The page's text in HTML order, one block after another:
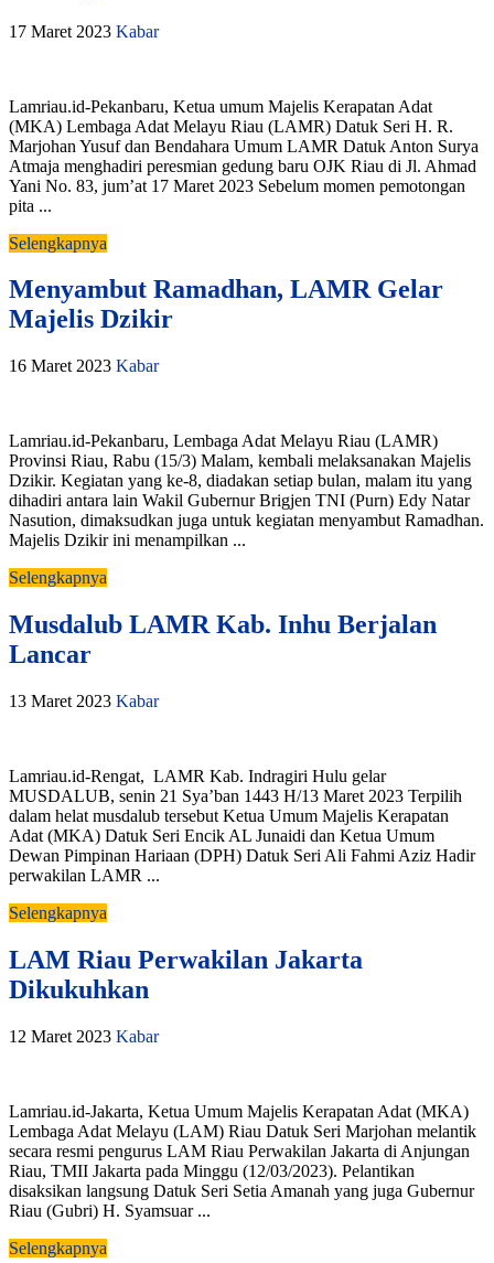
17 Maret 2023 Kabar
Lamriau.id-Pekanbaru, Ketua umum Majelis Kerapatan Adat
(MKA) Lembaga Adat Melayu Riau (LAMR) Datuk Seri H. R.
Marjohan Yusuf dan Bendahara Umum LAMR Datuk Anton Surya
Atmaja menghadiri peresmian gedung baru OJK Riau di Jl. Ahmad
Yani No. 83, jum’at 17 Maret 2023 Sebelum momen pemotongan
pita ...
Selengkapnya
Menyambut Ramadhan, LAMR Gelar
Majelis Dzikir
16 Maret 2023 Kabar
Lamriau.id-Pekanbaru, Lembaga Adat Melayu Riau (LAMR)
Provinsi Riau, Rabu (15/3) Malam, kembali melaksanakan Majelis
Dzikir. Kegiatan yang ke-8, diadakan setiap bulan, malam itu yang
dihadiri antara lain Wakil Gubernur Brigjen TNI (Purn) Edy Natar
Nasution, dimaksudkan juga untuk kegiatan menyambut Ramadhan.
Majelis Dzikir ini menampilkan ...
Selengkapnya
Musdalub LAMR Kab. Inhu Berjalan
Lancar
13 Maret 2023 Kabar
Lamriau.id-Rengat, LAMR Kab. Indragiri Hulu gelar
MUSDALUB, senin 21 Sya’ban 1443 H/13 Maret 2023 Terpilih
dalam helat musdalub tersebut Ketua Umum Majelis Kerapatan
Adat (MKA) Datuk Seri Encik AL Junaidi dan Ketua Umum
Dewan Pimpinan Hariaan (DPH) Datuk Seri Ali Fahmi Aziz Hadir
perwakilan LAMR ...
Selengkapnya
LAM Riau Perwakilan Jakarta
Dikukuhkan
12 Maret 2023 Kabar
Lamriau.id-Jakarta, Ketua Umum Majelis Kerapatan Adat (MKA)
Lembaga Adat Melayu (LAM) Riau Datuk Seri Marjohan melantik
secara resmi pengurus LAM Riau Perwakilan Jakarta di Anjungan
Riau, TMII Jakarta pada Minggu (12/03/2023). Pelantikan
disaksikan langsung Datuk Seri Setia Amanah yang juga Gubernur
Riau (Gubri) H. Syamsuar ...
Selengkapnya